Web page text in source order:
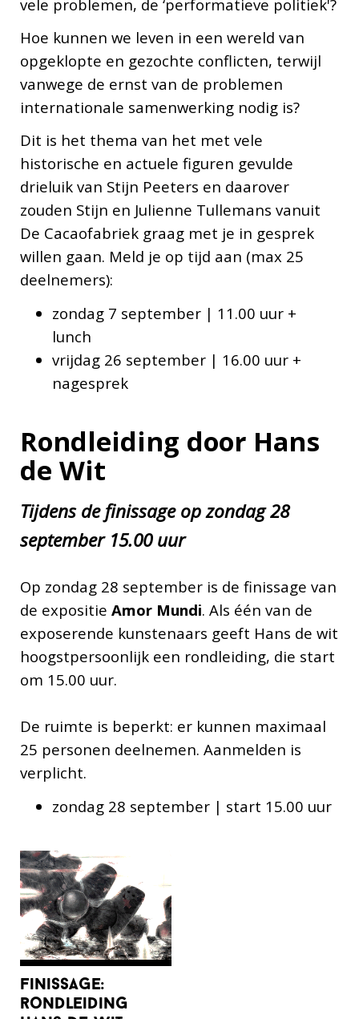
vele problemen, de ‘performatieve politiek'?
Hoe kunnen we leven in een wereld van
opgeklopte en gezochte conflicten, terwijl
vanwege de ernst van de problemen
internationale samenwerking nodig is?
Dit is het thema van het met vele
historische en actuele figuren gevulde
drieluik van Stijn Peeters en daarover
zouden Stijn en Julienne Tullemans vanuit
De Cacaofabriek graag met je in gesprek
willen gaan. Meld je op tijd aan (max 25
deelnemers):
zondag 7 september | 11.00 uur +
lunch
vrijdag 26 september | 16.00 uur +
nagesprek
Rondleiding door Hans
de Wit
Tijdens de finissage op zondag 28
september 15.00 uur
Op zondag 28 september is de finissage van
de expositie Amor Mundi. Als één van de
exposerende kunstenaars geeft Hans de wit
hoogstpersoonlijk een rondleiding, die start
om 15.00 uur.
De ruimte is beperkt: er kunnen maximaal
25 personen deelnemen. Aanmelden is
verplicht.
zondag 28 september | start 15.00 uur
finissage:
rondleiding